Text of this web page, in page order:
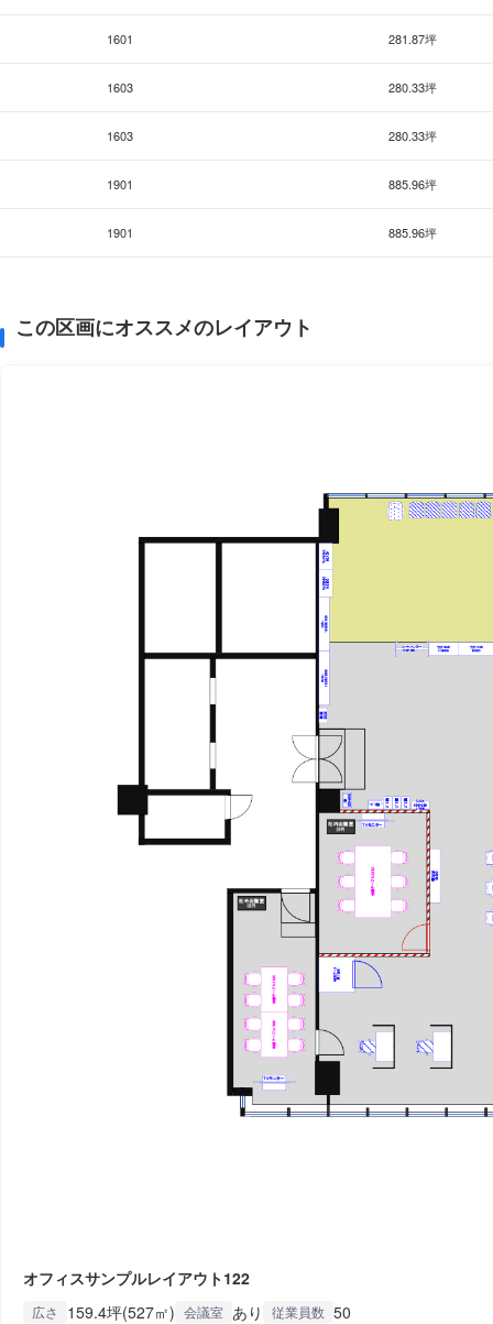
1601 281.87坪
1603 280.33坪
1603 280.33坪
1901 885.96坪
1901 885.96坪
この区画にオススメのレイアウト
オフィスサンプルレイアウト122
広さ 159.4坪(527㎡) 会議室 あり 従業員数 50